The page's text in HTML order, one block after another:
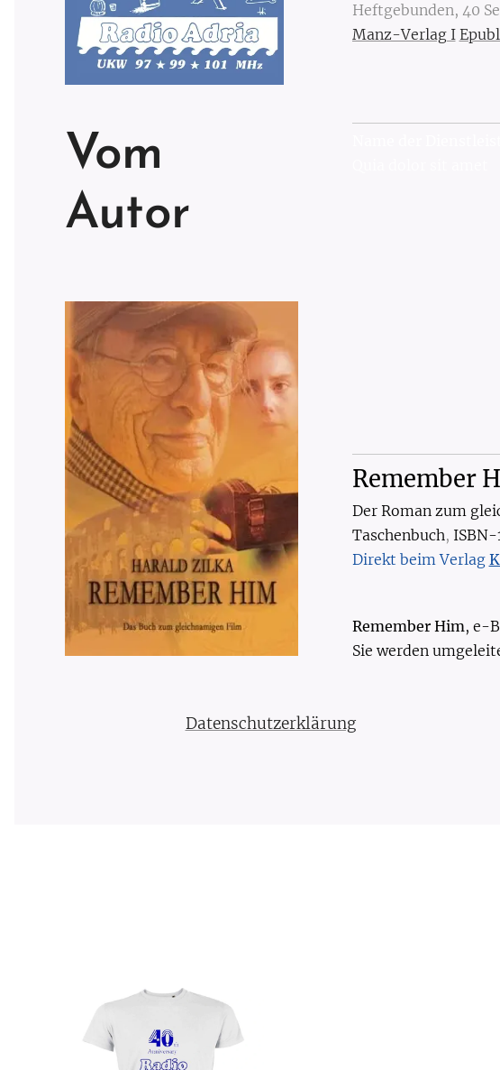
Vom
Autor
Heftgebunden, 40
Manz-Verlag I
Remember
Der Roman zum
Taschenbuch, ISBN-
Direkt beim Verlag
Remember Him, e-
Sie werden
Datenschutzerklärung